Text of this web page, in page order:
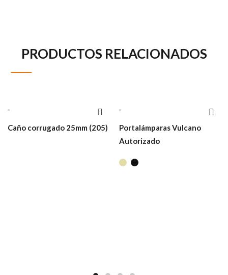
PRODUCTOS RELACIONADOS
Caño corrugado 25mm (205)
Portalámparas Vulcano
Autorizado